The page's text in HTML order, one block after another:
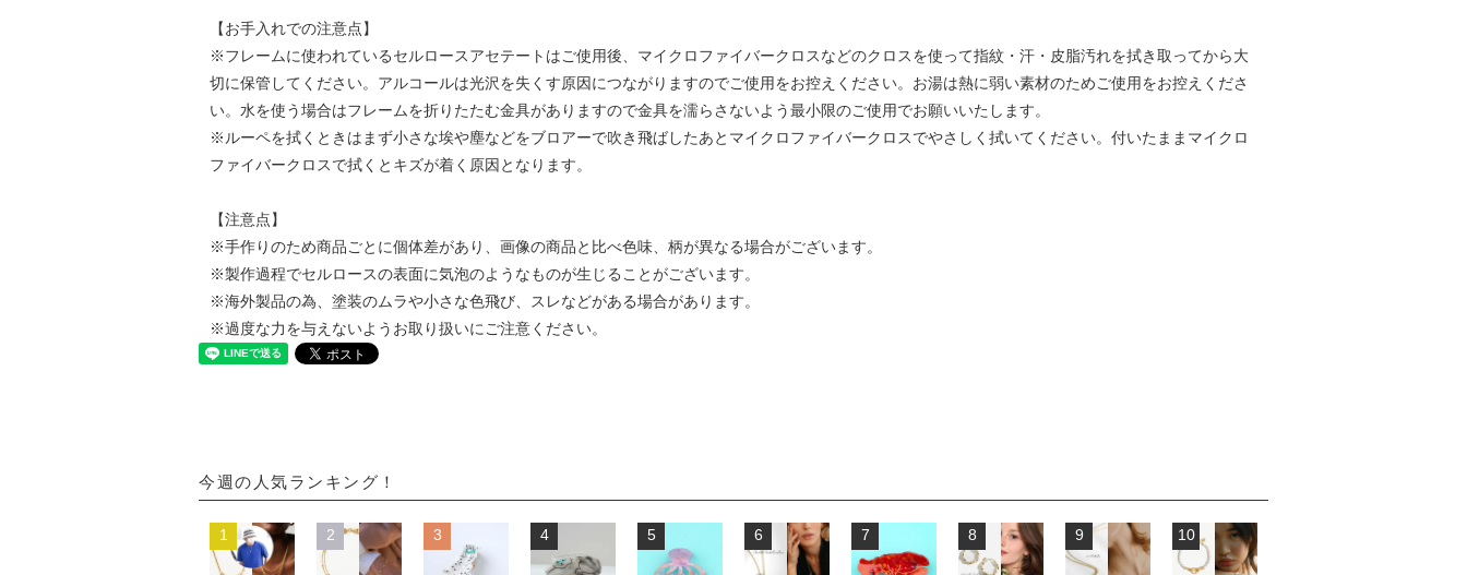
【お手入れでの注意点】
※フレームに使われているセルロースアセテートはご使用後、マイクロファイバークロスなどのクロスを使って指紋・汗・皮脂汚れを拭き取ってから大
切に保管してください。アルコールは光沢を失くす原因につながりますのでご使用をお控えください。お湯は熱に弱い素材のためご使用をお控えくださ
い。水を使う場合はフレームを折りたたむ金具がありますので金具を濡らさないよう最小限のご使用でお願いいたします。
※ルーペを拭くときはまず小さな埃や塵などをブロアーで吹き飛ばしたあとマイクロファイバークロスでやさしく拭いてください。付いたままマイクロ
ファイバークロスで拭くとキズが着く原因となります。
【注意点】
※手作りのため商品ごとに個体差があり、画像の商品と比べ色味、柄が異なる場合がございます。
※製作過程でセルロースの表面に気泡のようなものが生じることがございます。
※海外製品の為、塗装のムラや小さな色飛び、スレなどがある場合があります。
※過度な力を与えないようお取り扱いにご注意ください。
今週の人気ランキング！
1 2 3 4 5 6 7 8 9 10